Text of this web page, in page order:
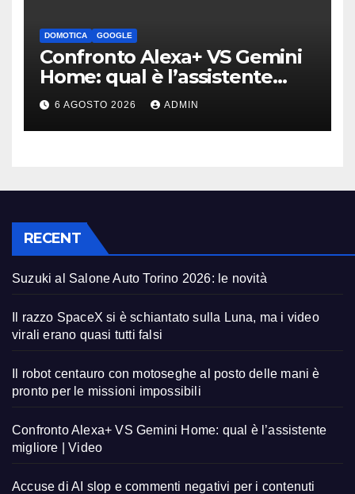
DOMOTICA GOOGLE
Confronto Alexa+ VS Gemini
Home: qual è l’assistente
migliore | Video
6 AGOSTO 2026 ADMIN
RECENT
Suzuki al Salone Auto Torino 2026: le novità
Il razzo SpaceX si è schiantato sulla Luna, ma i video
virali erano quasi tutti falsi
Il robot centauro con motoseghe al posto delle mani è
pronto per le missioni impossibili
Confronto Alexa+ VS Gemini Home: qual è l’assistente
migliore | Video
Accuse di AI slop e commenti negativi per i contenuti